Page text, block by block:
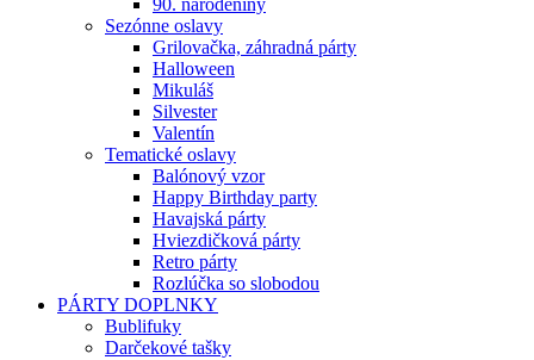
90. narodeniny
Sezónne oslavy
Grilovačka, záhradná párty
Halloween
Mikuláš
Silvester
Valentín
Tematické oslavy
Balónový vzor
Happy Birthday party
Havajská párty
Hviezdičková párty
Retro párty
Rozlúčka so slobodou
PÁRTY DOPLNKY
Bublifuky
Darčekové tašky